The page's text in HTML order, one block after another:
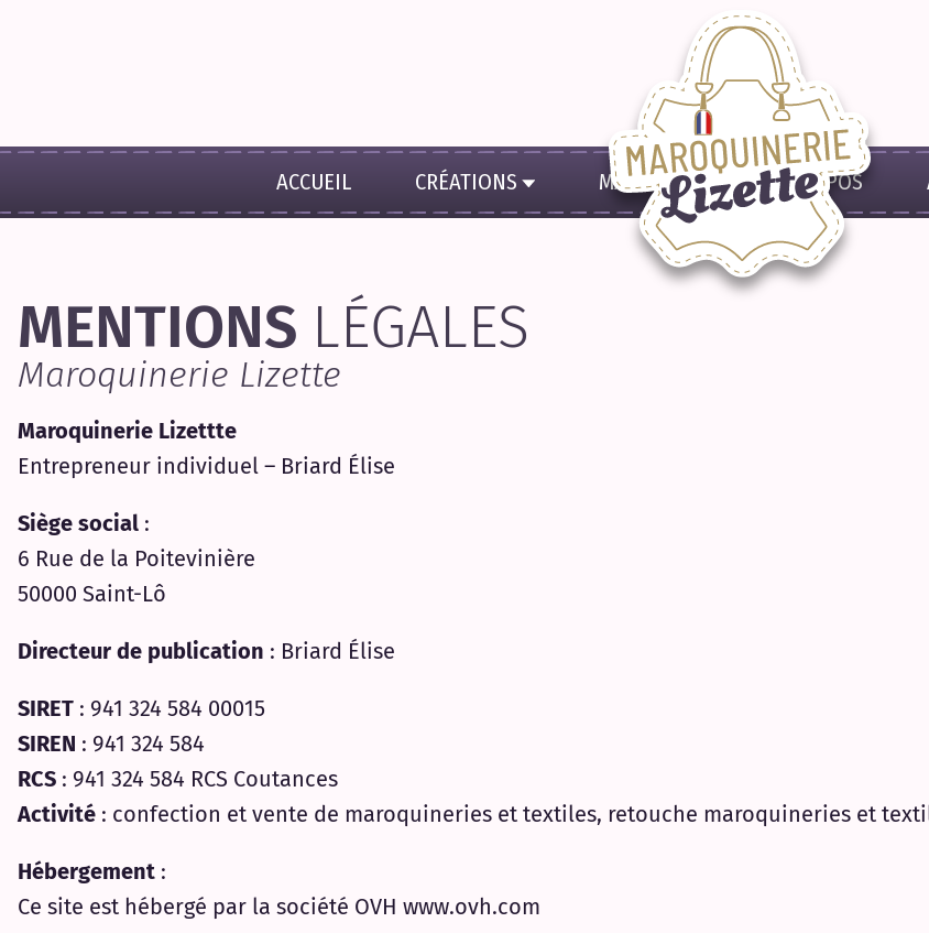
ACCUEIL CRÉATIONS MA MARQUE À PROPOS
MENTIONS LÉGALES
Maroquinerie Lizette
Maroquinerie Lizettte
Entrepreneur individuel – Briard Élise
Siège social :
6 Rue de la Poitevinière
50000 Saint-Lô
Directeur de publication : Briard Élise
SIRET : 941 324 584 00015
SIREN : 941 324 584
RCS : 941 324 584 RCS Coutances
Activité : confection et vente de maroquineries et textiles, retouche maroquineries et
Hébergement :
Ce site est hébergé par la société OVH www.ovh.com